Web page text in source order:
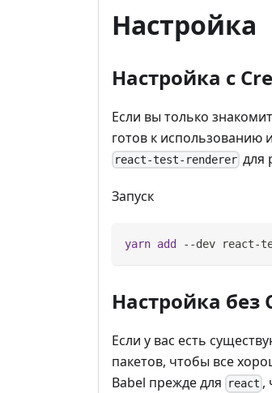
Настройка
Настройка с
Если вы только
готов к использованию и
react-test-renderer для
Запуск
yarn add --dev react-
Настройка без
Если у вас есть
пакетов, чтобы все
Babel прежде для
react ,